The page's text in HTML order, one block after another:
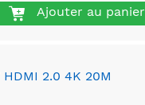
Ajouter au panier
2.0 4K 20M